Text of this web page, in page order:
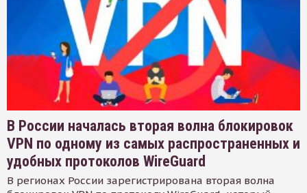
В России началась вторая волна блокировок
VPN по одному из самых распространенных и
удобных протоколов WireGuard
В регионах России зарегистрирована вторая волна